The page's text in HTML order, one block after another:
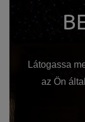
Látogassa
az Ön